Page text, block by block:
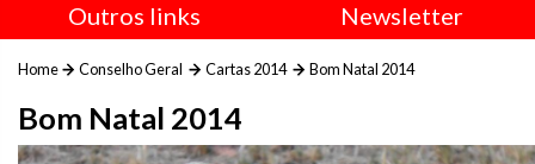
Outros links
Newsletter
Home Conselho Geral Cartas 2014 Bom Natal 2014
Bom Natal 2014